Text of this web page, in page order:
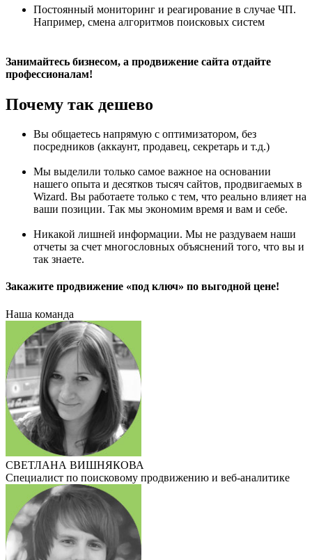
Постоянный мониторинг и реагирование в случае ЧП.
Например, смена алгоритмов поисковых систем
Занимайтесь бизнесом, а продвижение сайта отдайте
профессионалам!
Почему так дешево
Вы общаетесь напрямую с оптимизатором, без
посредников (аккаунт, продавец, секретарь и т.д.)
Мы выделили только самое важное на основании
нашего опыта и десятков тысяч сайтов, продвигаемых в
Wizard. Вы работаете только с тем, что реально влияет на
ваши позиции. Так мы экономим время и вам и себе.
Никакой лишней информации. Мы не раздуваем наши
отчеты за счет многословных объяснений того, что вы и
так знаете.
Закажите продвижение «под ключ» по выгодной цене!
Наша команда
СВЕТЛАНА ВИШНЯКОВА
Специалист по поисковому продвижению и веб-аналитике